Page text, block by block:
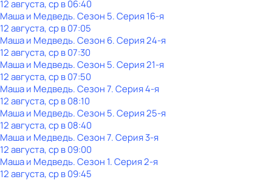
12 августа, ср в 06:40
Маша и Медведь. Сезон 5. Серия 16-я
12 августа, ср в 07:05
Маша и Медведь. Сезон 6. Серия 24-я
12 августа, ср в 07:30
Маша и Медведь. Сезон 5. Серия 21-я
12 августа, ср в 07:50
Маша и Медведь. Сезон 7. Серия 4-я
12 августа, ср в 08:10
Маша и Медведь. Сезон 5. Серия 25-я
12 августа, ср в 08:40
Маша и Медведь. Сезон 7. Серия 3-я
12 августа, ср в 09:00
Маша и Медведь. Сезон 1. Серия 2-я
12 августа, ср в 09:45